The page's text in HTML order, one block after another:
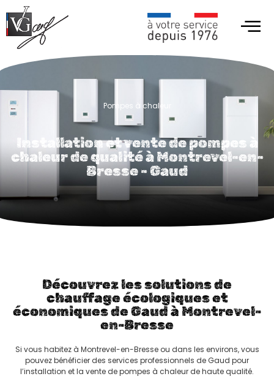
Pompes à chaleur
Installation et vente de pompes à
chaleur de qualité à Montrevel-en-
Bresse - Gaud
Découvrez les solutions de
chauffage écologiques et
économiques de Gaud à Montrevel-
en-Bresse
Si vous habitez à Montrevel-en-Bresse ou dans les environs, vous
pouvez bénéficier des services professionnels de Gaud pour
l’installation et la vente de pompes à chaleur de haute qualité.